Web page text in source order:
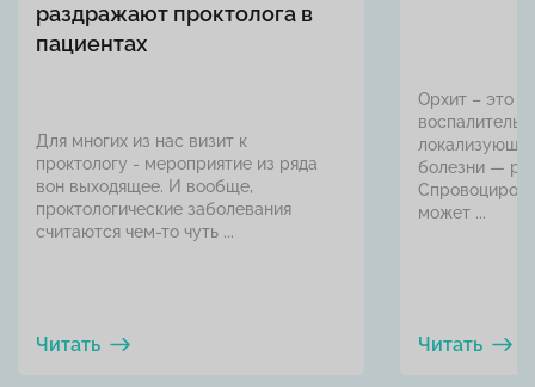
раздражают проктолога в
пациентах
Для многих из нас визит к
проктологу - мероприятие из ряда
вон выходящее. И вообще,
проктологические заболевания
считаются чем-то чуть ...
Читать
Орхит – это
болезни —
может ...
Читать